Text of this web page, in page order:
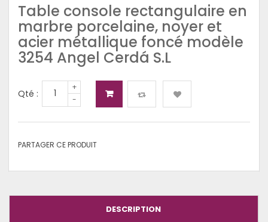
Table console rectangulaire en
marbre porcelaine, noyer et
acier métallique foncé modèle
3254 Angel Cerdá S.L
Qté :
+
-
PARTAGER CE PRODUIT
DESCRIPTION